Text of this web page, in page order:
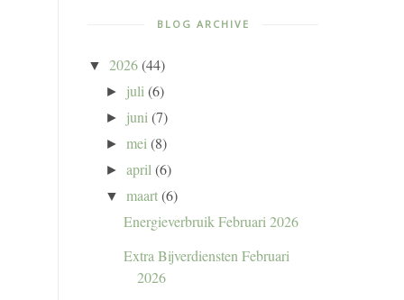
BLOG ARCHIVE
▼ 2026(44)
► juli (6)
► juni (7)
►mei (8)
►april (6)
▼ maart(6)
Energieverbruik Februari 2026
Extra Bijverdiensten Februari
2026